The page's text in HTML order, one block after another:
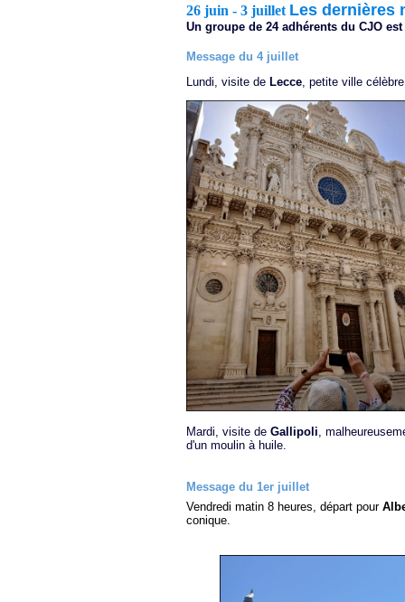
26 juin - 3 juillet Les dernières
Un groupe de 24 adhérents du CJO
Message du 4 juillet
Lundi, visite de Lecce , petite ville
Mardi, visite de Gallipoli ,
d'un moulin à huile.
Message du 1er juillet
Vendredi matin 8 heures, départ pour
conique.